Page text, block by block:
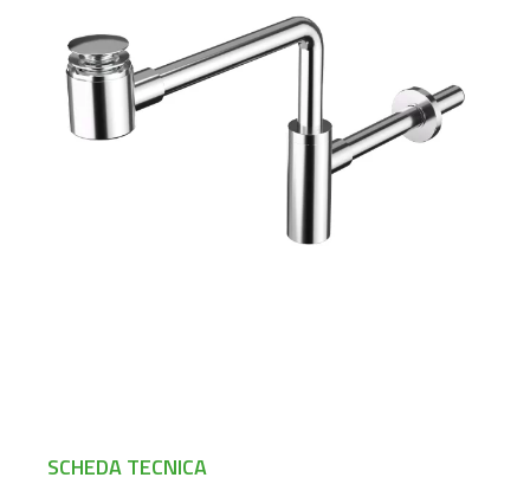
SCHEDA TECNICA